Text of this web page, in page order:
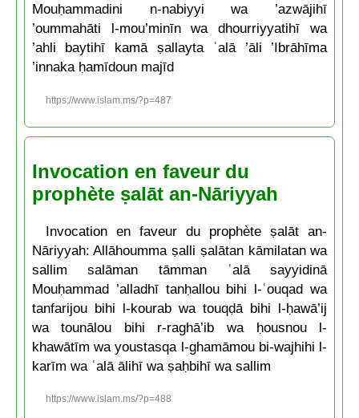
Mouḥammadini n-nabiyyi wa ’azwājihī
’oummahāti l-mou’minīn wa dhourriyyatihī wa
’ahli baytihī kamā ṣallayta ʿalā ’āli ’Ibrāhīma
’innaka ḥamīdoun majīd
https://www.islam.ms/?p=487
Invocation en faveur du
prophète ṣalāt an-Nāriyyah
Invocation en faveur du prophète ṣalāt an-
Nāriyyah: Allāhoumma ṣalli ṣalātan kāmilatan wa
sallim salāman tāmman ʿalā sayyidinā
Mouḥammad ’alladhī tanḥallou bihi l-ʿouqad wa
tanfarijou bihi l-kourab wa touqḍā bihi l-ḥawā’ij
wa tounālou bihi r-raghā’ib wa ḥousnou l-
khawātīm wa youstasqa l-ghamāmou bi-wajhihi l-
karīm wa ʿalā ālihī wa ṣaḥbihī wa sallim
https://www.islam.ms/?p=488